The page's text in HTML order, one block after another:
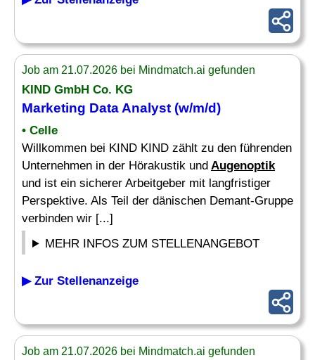
Job am 21.07.2026 bei Mindmatch.ai gefunden
KIND GmbH Co. KG
Marketing Data Analyst (w/m/d)
• Celle
Willkommen bei KIND KIND zählt zu den führenden
Unternehmen in der Hörakustik und Augenoptik
und ist ein sicherer Arbeitgeber mit langfristiger
Perspektive. Als Teil der dänischen Demant-Gruppe
verbinden wir [...]
MEHR INFOS ZUM STELLENANGEBOT
▶ Zur Stellenanzeige
Job am 21.07.2026 bei Mindmatch.ai gefunden